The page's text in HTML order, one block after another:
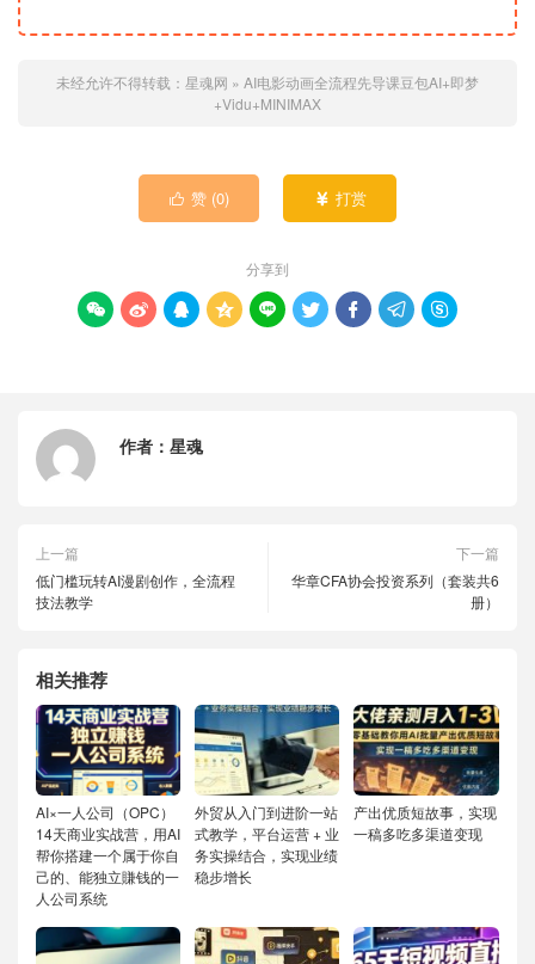
未经允许不得转载： 星魂网 » AI电影动画全流程先导课豆包AI+即梦
+Vidu+MINIMAX
 赞 (0)  打赏
分享到
        
作者： 星魂
上一篇
低门槛玩转AI漫剧创作，全流程
技法教学
下一篇
华章CFA协会投资系列（套装共6
册）
相关推荐
AI×一人公司（OPC）
14天商业实战营，用AI
帮你搭建一个属于你自
己的、能独立賺钱的一
人公司系统
外贸从入门到进阶一站
式教学，平台运营 + 业
务实操结合，实现业绩
稳步增长
产出优质短故事，实现
一稿多吃多渠道变现